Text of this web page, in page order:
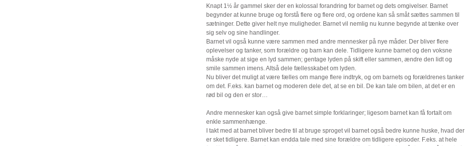
Knapt 1½ år gammel sker der en kolossal forandring for barnet og dets omgivelser. Barnet
begynder at kunne bruge og forstå flere og flere ord, og ordene kan så småt sættes sammen til
sætninger. Dette giver helt nye muligheder. Barnet vil nemlig nu kunne begynde at tænke over
sig selv og sine handlinger.
Barnet vil også kunne være sammen med andre mennesker på nye måder. Der bliver flere
oplevelser og tanker, som forældre og barn kan dele. Tidligere kunne barnet og den voksne
måske nyde at sige en lyd sammen; gentage lyden på skift eller sammen, ændre den lidt og
smile sammen imens. Altså dele fællesskabet om lyden.
Nu bliver det muligt at være fælles om mange flere indtryk, og om barnets og forældrenes tanker
om det. F.eks. kan barnet og moderen dele det, at se en bil. De kan tale om bilen, at det er en
rød bil og den er stor…
Andre mennesker kan også give barnet simple forklaringer; ligesom barnet kan få fortalt om
enkle sammenhænge.
I takt med at barnet bliver bedre til at bruge sproget vil barnet også bedre kunne huske, hvad der
er sket tidligere. Barnet kan endda tale med sine forældre om tidligere episoder. F.eks. at hele